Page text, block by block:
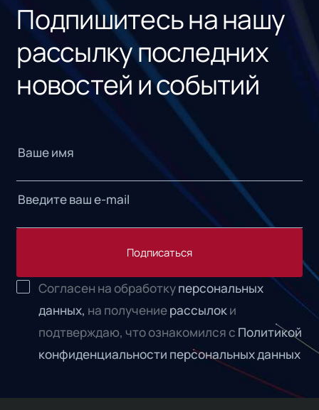
Подпишитесь на нашу
рассылку последних
новостей и событий
Подписаться
Согласен на обработкуперсональных
данных, на получениерассылоки
подтверждаю, что ознакомился с Политикой
конфиденциальности персональных данных